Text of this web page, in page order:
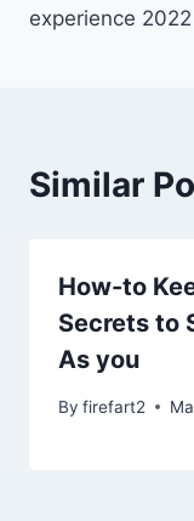
experience 2022
Similar
How-to
Secrets to
As you
By firefart2